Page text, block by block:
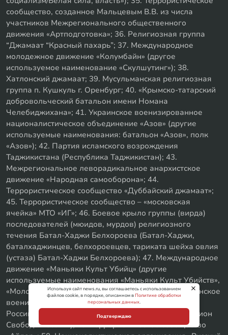
сообщество, созданное Мальцевым В.В. из числа
участников Межрегионального общественного
движения «Артподготовка»; 36. Религиозная группа
“Джамаат “Красный пахарь”; 37. Международное
молодежное движение «Колумбайн» (другое
используемое наименование «Скулшутинг»); 38.
Хатлонский джамаат; 39. Мусульманская религиозная
группа п. Кушкуль г. Оренбург; 40. «Крымско-татарский
добровольческий батальон имени Номана
Челебиджихана»; 41. Украинское военизированное
националистическое объединение «Азов» (другие
используемые наименования: батальон «Азов», полк
«Азов»); 42. Партия исламского возрождения
Таджикистана (Республика Таджикистан); 43.
Межрегиональное леворадикальное анархистское
движение «Народная самооборона»; 44.
Террористическое сообщество «Дуббайский джамаат»;
45. Террористическое сообщество – «московская
ячейка» МТО «ИГ»; 46. Боевое крыло группы (вирда)
последователей (мюидов, мурдов) религиозного
течения Батал-Хаджи Белхороева (Батал-Хаджи,
баталхаджинцев, белхороевцев, тариката шейха овлия
(устаза) Батал-Хаджи Белхороева); 47. Международное
движение «Маньяки Культ Убийц» (другие
используемые наименования «Маньяки Культ Убийств»,
«Молодёжь Которая Улыбается», М.К.У.); 48. Украинское
военизированное объединение Легион «Свобода
России» (другое используемое наименование «Легион
Свобода России»); 49. Террористическое сообщество
Используя сайт news.ru, вы соглашаетесь с использованием
файлов cookie, в порядке, описанном вПолитике обработки
персональных данных.
Подтверждаю